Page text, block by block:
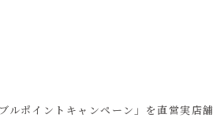
ポイントキャンペーン」を直営実店舗